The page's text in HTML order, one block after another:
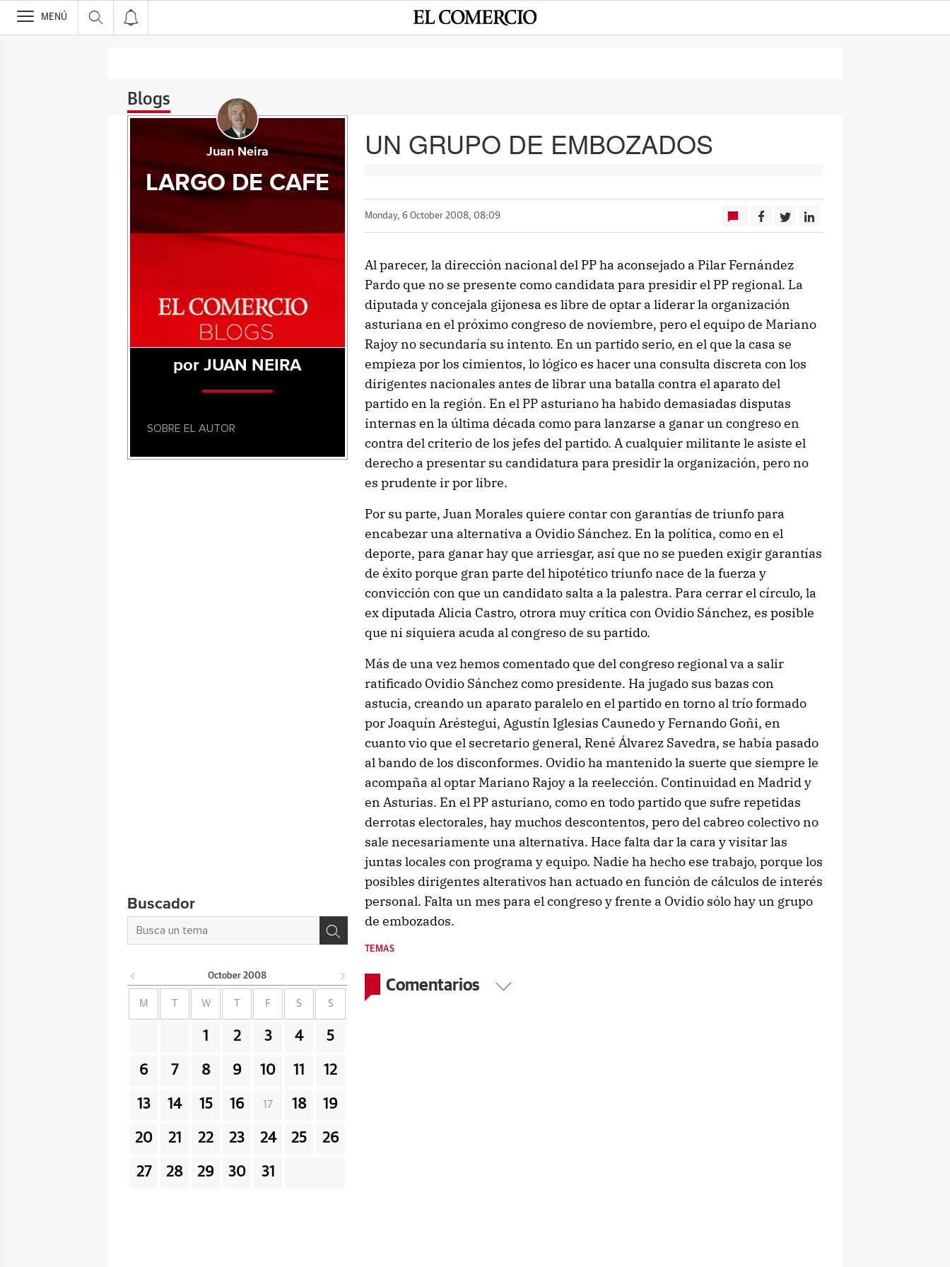
>
MENÚ
Blogs
UN GRUPO DE EMBOZADOS
Monday, 6 October 2008, 08:09
Al parecer, la dirección nacional del PP ha aconsejado a Pilar Fernández
Pardo que no se presente como candidata para presidir el PP regional. La
diputada y concejala gijonesa es libre de optar a liderar la organización
asturiana en el próximo congreso de noviembre, pero el equipo de Mariano
Rajoy no secundaría su intento. En un partido serio, en el que la casa se
empieza por los cimientos, lo lógico es hacer una consulta discreta con los
dirigentes nacionales antes de librar una batalla contra el aparato del
partido en la región. En el PP asturiano ha habido demasiadas disputas
internas en la última década como para lanzarse a ganar un congreso en
contra del criterio de los jefes del partido. A cualquier militante le asiste el
derecho a presentar su candidatura para presidir la organización, pero no
es prudente ir por libre.
Por su parte, Juan Morales quiere contar con garantías de triunfo para
encabezar una alternativa a Ovidio Sánchez. En la política, como en el
deporte, para ganar hay que arriesgar, así que no se pueden exigir garantías
de éxito porque gran parte del hipotético triunfo nace de la fuerza y
convicción con que un candidato salta a la palestra. Para cerrar el círculo, la
ex diputada Alicia Castro, otrora muy crítica con Ovidio Sánchez, es posible
que ni siquiera acuda al congreso de su partido.
Más de una vez hemos comentado que del congreso regional va a salir
ratificado Ovidio Sánchez como presidente. Ha jugado sus bazas con
astucia, creando un aparato paralelo en el partido en torno al trío formado
por Joaquín Aréstegui, Agustín Iglesias Caunedo y Fernando Goñi, en
cuanto vio que el secretario general, René Álvarez Savedra, se había pasado
al bando de los disconformes. Ovidio ha mantenido la suerte que siempre le
acompaña al optar Mariano Rajoy a la reelección. Continuidad en Madrid y
en Asturias. En el PP asturiano, como en todo partido que sufre repetidas
derrotas electorales, hay muchos descontentos, pero del cabreo colectivo no
sale necesariamente una alternativa. Hace falta dar la cara y visitar las
juntas locales con programa y equipo. Nadie ha hecho ese trabajo, porque los
posibles dirigentes alterativos han actuado en función de cálculos de interés
personal. Falta un mes para el congreso y frente a Ovidio sólo hay un grupo
de embozados.
TEMAS
Comentarios
Juan Neira
LARGO DE CAFE
por JUAN NEIRA
SOBRE EL AUTOR
Buscador
October 2008
M W F S S
1 2 3 4 5
6 7 8 9 10 11 12
13 14 15 16 17 18 19
20 21 22 23 24 25 26
27 28 29 30 31